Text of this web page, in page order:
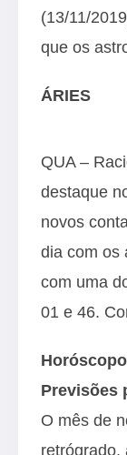
(13/11/
que os
ÁRIES
QUA –
destaque
novos
dia com os
com uma
01 e 46.
Previsões
O mês de
retrógrado,